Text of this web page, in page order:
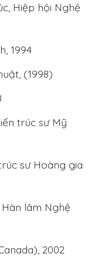
Hiệp hội Nghệ
1994
(1998)
trúc sư Mỹ
sư Hoàng gia
lâm Nghệ
2002